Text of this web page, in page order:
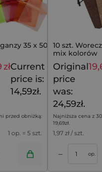
35 x 50 cm -
20,79 zł
złCurrent
price is:
14,59zł.
przed obniżką:
1 op. = 5 szt.
10 szt.
mix kolorów
Original
price
was:
24,59zł.
Najniższa cena z
19,69zł
1,97 zł / szt.
– op.
koszyka